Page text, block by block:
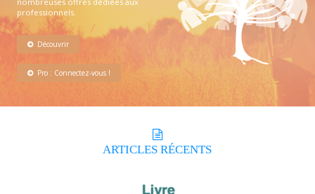
professionnels.
Découvrir
Pro : Connectez-vous !
ARTICLES RÉCENTS